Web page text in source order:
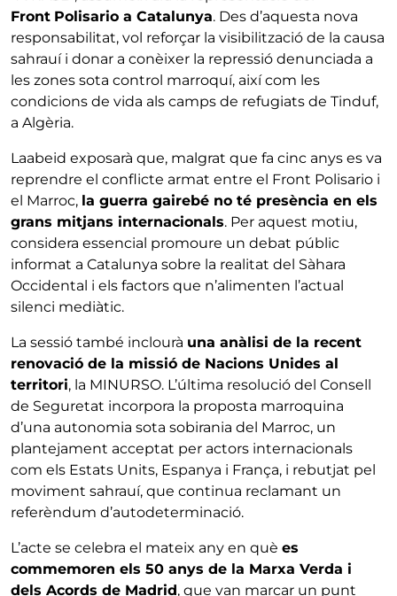
Front Polisario a Catalunya. Des d’aquesta nova
responsabilitat, vol reforçar la visibilització de la causa
sahrauí i donar a conèixer la repressió denunciada a
les zones sota control marroquí, així com les
condicions de vida als camps de refugiats de Tinduf,
a Algèria.
Laabeid exposarà que, malgrat que fa cinc anys es va
reprendre el conflicte armat entre el Front Polisario i
el Marroc, la guerra gairebé no té presència en els
grans mitjans internacionals. Per aquest motiu,
considera essencial promoure un debat públic
informat a Catalunya sobre la realitat del Sàhara
Occidental i els factors que n’alimenten l’actual
silenci mediàtic.
La sessió també inclourà una anàlisi de la recent
renovació de la missió de Nacions Unides al
territori, la MINURSO. L’última resolució del Consell
de Seguretat incorpora la proposta marroquina
d’una autonomia sota sobirania del Marroc, un
plantejament acceptat per actors internacionals
com els Estats Units, Espanya i França, i rebutjat pel
moviment sahrauí, que continua reclamant un
referèndum d’autodeterminació.
L’acte se celebra el mateix any en què es
commemoren els 50 anys de la Marxa Verda i
dels Acords de Madrid, que van marcar un punt